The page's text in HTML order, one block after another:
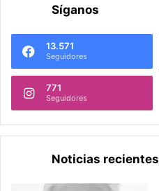
Síganos
13.571
Seguidores
771
Seguidores
Noticias recientes